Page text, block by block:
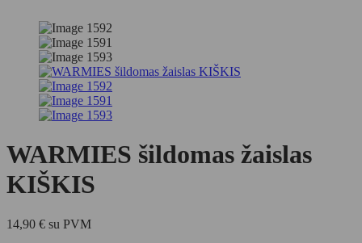
WARMIES šildomas žaislas
KIŠKIS
14,90 € su PVM